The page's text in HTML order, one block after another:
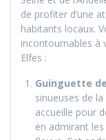
de profiter d’une
habitants locaux.
incontournables à
Elfes :
Guinguette
sinueuses de
accueille pour
en admirant